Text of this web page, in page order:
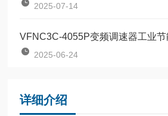
2025-07-14
2025-06-24
详细介绍